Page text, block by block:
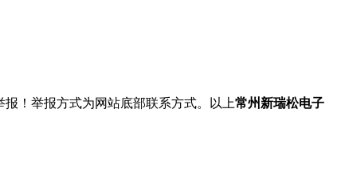
！举报方式为网站底部联系方式。以上常州新瑞松电子